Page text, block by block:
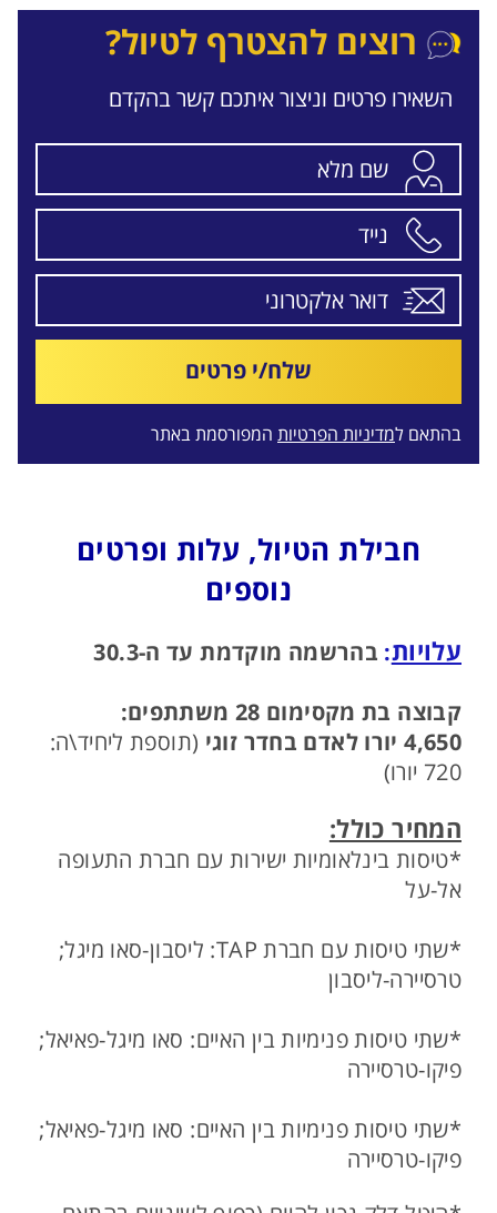
רוצים להצטרף לטיול?
השאירו פרטים וניצור איתכם קשר בהקדם
שלח/י פרטים
בהתאם למדיניות הפרטיות המפורסמת באתר
חבילת הטיול, עלות ופרטים
נוספים
עלויות: בהרשמה מוקדמת עד ה-30.3
קבוצה בת מקסימום 28 משתתפים:
4,650 יורו לאדם בחדר זוגי
(תוספת ליחיד\ה:
720 יורו)
המחיר כולל:
*טיסות בינלאומיות ישירות עם חברת התעופה
אל-על
*שתי טיסות עם חברת TAP: ליסבון-סאו מיגל;
טרסיירה-ליסבון
*שתי טיסות פנימיות בין האיים: סאו מיגל-פאיאל;
פיקו-טרסיירה
*שתי טיסות פנימיות בין האיים: סאו מיגל-פאיאל;
פיקו-טרסיירה